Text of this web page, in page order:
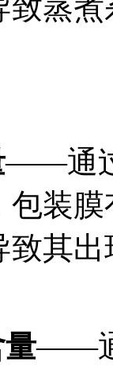
致蒸
——通
装
致其
——